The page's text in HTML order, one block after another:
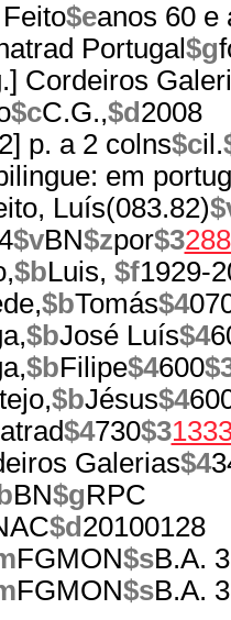
$eanos 60 e
Portugal$g
Cordeiros
$cC.G.,$d 2008
p. a 2 colns$cil.
em
Luís(083.82)
$vBN$zpor$3
$bLuis, $f1929-
$bTomás$4
$bJosé Luís$4
$bFilipe$4600
$bJésus$4
$4730$3
Galerias$4
BN$gRPC
$d 20100128
FGMON$sB.A.
FGMON$sB.A.